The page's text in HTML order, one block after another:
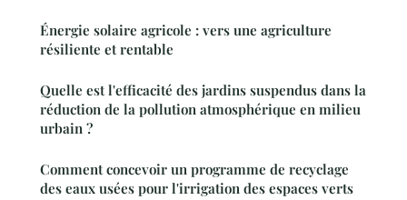
Énergie solaire agricole : vers une agriculture
résiliente et rentable
Quelle est l'efficacité des jardins suspendus dans la
réduction de la pollution atmosphérique en milieu
urbain ?
Comment concevoir un programme de recyclage
des eaux usées pour l'irrigation des espaces verts